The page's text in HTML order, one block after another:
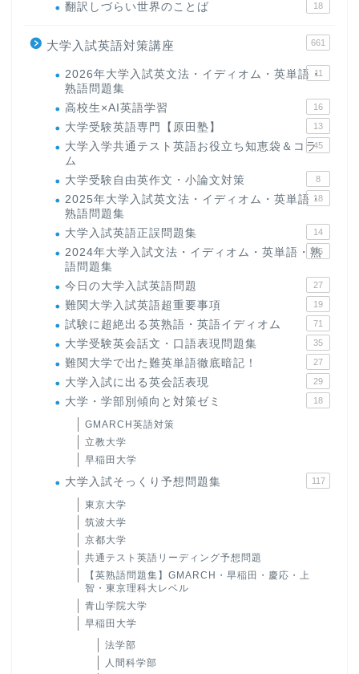
翻訳しづらい世界のことば 18
大学入試英語対策講座 661
2026年大学入試英文法・イディオム・英単語・
熟語問題集
11
高校生×AI英語学習 16
大学受験英語専門【原田塾】 13
大学入学共通テスト英語お役立ち知恵袋＆コラ
ム
45
大学受験自由英作文・小論文対策 8
2025年大学入試英文法・イディオム・英単語・
熟語問題集
18
大学入試英語正誤問題集 14
2024年大学入試文法・イディオム・英単語・熟
語問題集
15
今日の大学入試英語問題 27
難関大学入試英語超重要事項 19
試験に超絶出る英熟語・英語イディオム 71
大学受験英会話文・口語表現問題集 35
難関大学で出た難英単語徹底暗記！ 27
大学入試に出る英会話表現 29
大学・学部別傾向と対策ゼミ 18
GMARCH英語対策
立教大学
早稲田大学
大学入試そっくり予想問題集 117
東京大学
筑波大学
京都大学
共通テスト英語リーディング予想問題
【英熟語問題集】GMARCH・早稲田・慶応・上
智・東京理科大レベル
青山学院大学
早稲田大学
法学部
人間科学部